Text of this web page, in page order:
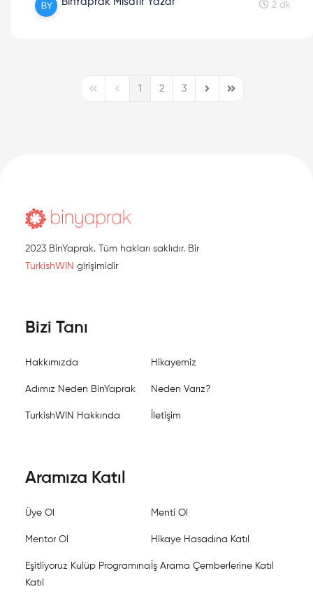
2 dk
First PagePrevious Page
1 2 3
Next PageLast Page
2023 BinYaprak. Tüm hakları saklıdır. Bir
TurkishWIN girişimidir
Bizi Tanı
Hakkımızda Hikayemiz
Adımız Neden BinYaprak Neden Varız?
TurkishWIN Hakkında İletişim
Aramıza Katıl
Üye Ol Menti Ol
Mentor Ol Hikaye Hasadına Katıl
Eşitliyoruz Kulüp Programına
Katıl
İş Arama Çemberlerine Katıl